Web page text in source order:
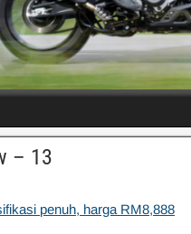
– 13